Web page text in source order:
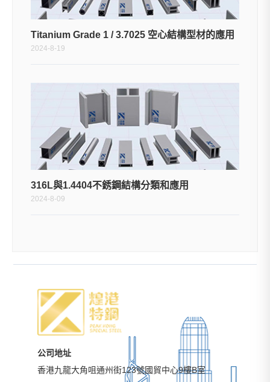
Titanium Grade 1 / 3.7025 空心結構型材的應用
2024-8-19
316L與1.4404不銹鋼結構分類和應用
2024-8-09
公司地址
香港九龍大角咀通州街123號國貿中心9樓B室